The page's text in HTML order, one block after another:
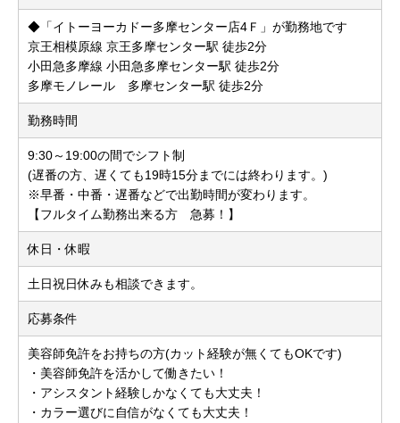
◆「イトーヨーカドー多摩センター店4Ｆ」が勤務地です
京王相模原線 京王多摩センター駅 徒歩2分
小田急多摩線 小田急多摩センター駅 徒歩2分
多摩モノレール 多摩センター駅 徒歩2分
勤務時間
9:30～19:00の間でシフト制
(遅番の方、遅くても19時15分までには終わります。)
※早番・中番・遅番などで出勤時間が変わります。
【フルタイム勤務出来る方 急募！】
休日・休暇
土日祝日休みも相談できます。
応募条件
美容師免許をお持ちの方(カット経験が無くてもOKです)
・美容師免許を活かして働きたい！
・アシスタント経験しかなくても大丈夫！
・カラー選びに自信がなくても大丈夫！